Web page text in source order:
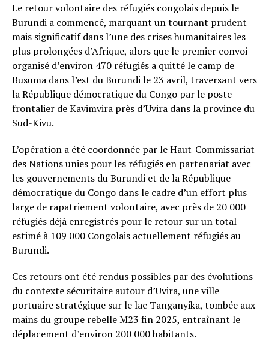
Le retour volontaire des réfugiés congolais depuis le
Burundi a commencé, marquant un tournant prudent
mais significatif dans l’une des crises humanitaires les
plus prolongées d’Afrique, alors que le premier convoi
organisé d’environ 470 réfugiés a quitté le camp de
Busuma dans l’est du Burundi le 23 avril, traversant vers
la République démocratique du Congo par le poste
frontalier de Kavimvira près d’Uvira dans la province du
Sud-Kivu.
L’opération a été coordonnée par le Haut-Commissariat
des Nations unies pour les réfugiés en partenariat avec
les gouvernements du Burundi et de la République
démocratique du Congo dans le cadre d’un effort plus
large de rapatriement volontaire, avec près de 20 000
réfugiés déjà enregistrés pour le retour sur un total
estimé à 109 000 Congolais actuellement réfugiés au
Burundi.
Ces retours ont été rendus possibles par des évolutions
du contexte sécuritaire autour d’Uvira, une ville
portuaire stratégique sur le lac Tanganyika, tombée aux
mains du groupe rebelle M23 fin 2025, entraînant le
déplacement d’environ 200 000 habitants.